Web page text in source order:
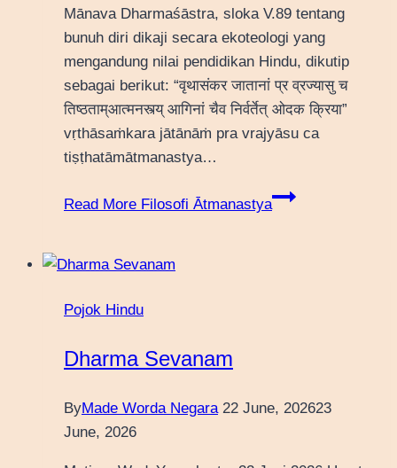
Mānava Dharmaśāstra, sloka V.89 tentang
bunuh diri dikaji secara ekoteologi yang
mengandung nilai pendidikan Hindu, dikutip
sebagai berikut: “वृथासंकर जातानां प्र व्रज्यासु च
तिष्ठताम्आत्मनस्त्य् आगिनां चैव निर्वर्तेत् ओदक क्रिया”
vṛthāsaṁkara jātānāṁ pra vrajyāsu ca
tiṣṭhatāmātmanastya…
Read More Filosofi Ātmanastya
Pojok Hindu
Dharma Sevanam
ByMade Worda Negara 22 June, 202623
June, 2026